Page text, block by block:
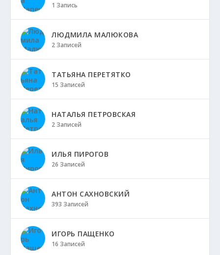
1 Запись
ЛЮДМИЛА МАЛЮКОВА
2 Записей
ТАТЬЯНА ПЕРЕТЯТКО
15 Записей
НАТАЛЬЯ ПЕТРОВСКАЯ
2 Записей
ИЛЬЯ ПИРОГОВ
26 Записей
АНТОН САХНОВСКИЙ
393 Записей
ИГОРЬ ПАЩЕНКО
16 Записей